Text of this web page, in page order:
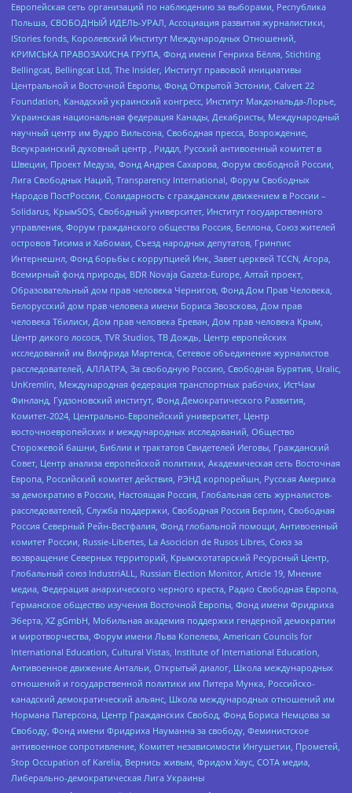
Европейская сеть организаций по наблюдению за выборами, Республика
Польша, СВОБОДНЫЙ ИДЕЛЬ-УРАЛ, Ассоциация развития журналистики,
IStories fonds, Королевский Институт Международных Отношений,
КРИМСЬКА ПРАВОЗАХИСНА ГРУПА, Фонд имени Генриха Бёлля, Stichting
Bellingcat, Bellingcat Ltd, The Insider, Институт правовой инициативы
Центральной и Восточной Европы, Фонд Открытой Эстонии, Calvert 22
Foundation, Канадский украинский конгресс, Институт Макдональда-Лорье,
Украинская национальная федерация Канады, Декабристы, Международный
научный центр им Вудро Вильсона, Свободная пресса, Возрождение,
Всеукраинский духовный центр , Риддл, Русский антивоенный комитет в
Швеции, Проект Медуза, Фонд Андрея Сахарова, Форум свободной России,
Лига Свободных Наций, Transparеncy International, Форум Свободных
Народов ПостРоссии, Солидарность с гражданским движением в России –
Solidarus, КрымSOS, Свободный университет, Институт государственного
управления, Форум гражданского общества Россия, Беллона, Союз жителей
островов Тисима и Хабомаи, Съезд народных депутатов, Гринпис
Интернешнл, Фонд борьбы с коррупцией Инк, Завет церквей TCCN, Агора,
Всемирный фонд природы, BDR Novaja Gazeta-Europe, Алтай проект,
Образовательный дом прав человека Чернигов, Фонд Дом Прав Человека,
Белорусский дом прав человека имени Бориса Звозскова, Дом прав
человека Тбилиси, Дом прав человека Ереван, Дом прав человека Крым,
Центр дикого лосося, TVR Studios, ТВ Дождь, Центр европейских
исследований им Вилфрида Мартенса, Сетевое объединение журналистов
расследователей, АЛЛАТРА, За свободную Россию, Свободная Бурятия, Uralic,
UnKremlin, Международная федерация транспортных рабочих, ИстЧам
Финланд, Гудзоновский институт, Фонд Демократического Развития,
Комитет-2024, Центрально-Европейский университет, Центр
восточноевропейских и международных исследований, Общество
Сторожевой башни, Библии и трактатов Свидетелей Иеговы, Гражданский
Совет, Центр анализа европейской политики, Академическая сеть Восточная
Европа, Российский комитет действия, РЭНД корпорейшн, Русская Америка
за демократию в России, Настоящая Россия, Глобальная сеть журналистов-
расследователей, Служба поддержки, Свободная Россия Берлин, Свободная
Россия Северный Рейн-Вестфалия, Фонд глобальной помощи, Антивоенный
комитет России, Russie-Libertes, La Asocicion de Rusos Libres, Союз за
возвращение Северных территорий, Крымскотатарский Ресурсный Центр,
Глобальный союз IndustriALL, Russian Election Monitor, Article 19, Мнение
медиа, Федерация анархического черного креста, Радио Свободная Европа,
Германское общество изучения Восточной Европы, Фонд имени Фридриха
Эберта, XZ gGmbH, Мобильная академия поддержки гендерной демократии
и миротворчества, Форум имени Льва Копелева, American Councils for
International Education, Cultural Vistas, Institute of International Education,
Антивоенное движение Антальи, Открытый диалог, Школа международных
отношений и государственной политики им Питера Мунка, Российско-
канадский демократический альянс, Школа международных отношений им
Нормана Патерсона, Центр Гражданских Свобод, Фонд Бориса Немцова за
Свободу, Фонд имени Фридриха Науманна за свободу, Феминистское
антивоенное сопротивление, Комитет независимости Ингушетии, Прометей,
Stop Occupation of Karelia, Вернись живым, Фридом Хаус, СОТА медиа,
Либерально-демократическая Лига Украины